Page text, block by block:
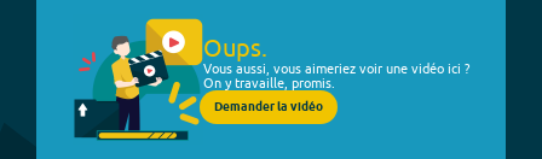
Oups.
Vous aussi, vous aimeriez voir une vidéo ici ?
On y travaille, promis.
Demander la vidéo